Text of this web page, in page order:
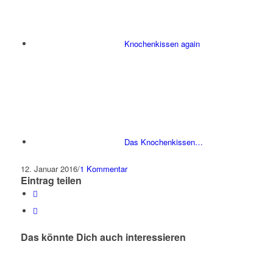
Knochenkissen again
Das Knochenkissen…
12. Januar 2016/1 Kommentar
Eintrag teilen
Das könnte Dich auch interessieren